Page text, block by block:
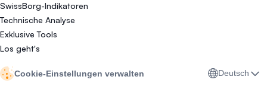
SwissBorg-Indikatoren
Technische Analyse
Exklusive Tools
Los geht's
Cookie-Einstellungen verwalten Deutsch